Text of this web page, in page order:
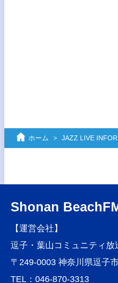
ホーム JAZZ LIVE
Shonan
【運営会社】
逗子・葉山コミュニティ放
〒249-0003 神奈川県逗子
TEL：046-870-3313